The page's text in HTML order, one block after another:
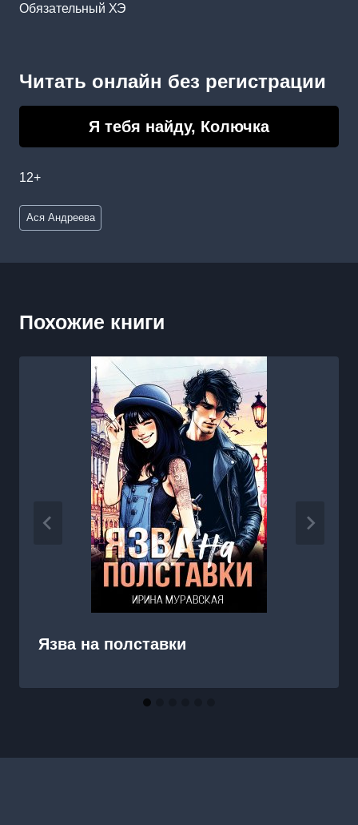
Обязательный ХЭ
Читать онлайн без регистрации
Я тебя найду, Колючка
12+
Метки
записи:
Ася Андреева
Похожие книги
Язва на полставки